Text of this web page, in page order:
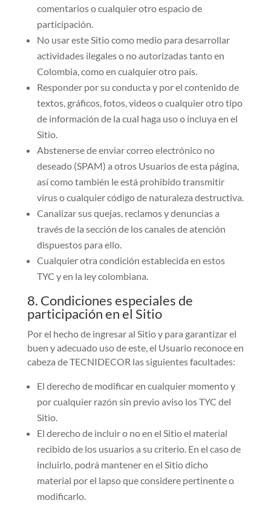
comentarios o cualquier otro espacio de
participación.
No usar este Sitio como medio para desarrollar
actividades ilegales o no autorizadas tanto en
Colombia, como en cualquier otro país.
Responder por su conducta y por el contenido de
textos, gráficos, fotos, videos o cualquier otro tipo
de información de la cual haga uso o incluya en el
Sitio.
Abstenerse de enviar correo electrónico no
deseado (SPAM) a otros Usuarios de esta página,
así como también le está prohibido transmitir
virus o cualquier código de naturaleza destructiva.
Canalizar sus quejas, reclamos y denuncias a
través de la sección de los canales de atención
dispuestos para ello.
Cualquier otra condición establecida en estos
TYC y en la ley colombiana.
8. Condiciones especiales de
participación en el Sitio
Por el hecho de ingresar al Sitio y para garantizar el
buen y adecuado uso de este, el Usuario reconoce en
cabeza de TECNIDECOR las siguientes facultades:
El derecho de modificar en cualquier momento y
por cualquier razón sin previo aviso los TYC del
Sitio.
El derecho de incluir o no en el Sitio el material
recibido de los usuarios a su criterio. En el caso de
incluirlo, podrá mantener en el Sitio dicho
material por el lapso que considere pertinente o
modificarlo.